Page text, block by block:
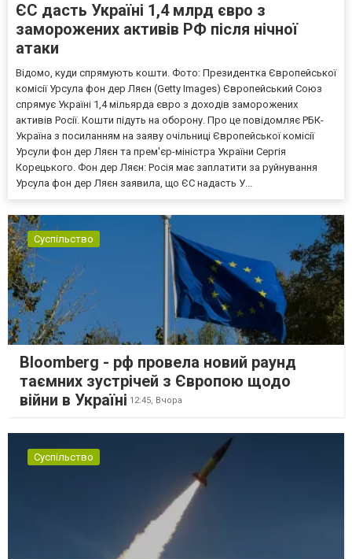
ЄС дасть Україні 1,4 млрд євро з
заморожених активів РФ після нічної
атаки
Відомо, куди спрямують кошти. Фото: Президентка Європейської
комісії Урсула фон дер Ляєн (Getty Images) Європейський Союз
спрямує Україні 1,4 мільярда євро з доходів заморожених
активів Росії. Кошти підуть на оборону. Про це повідомляє РБК-
Україна з посиланням на заяву очільниці Європейської комісії
Урсули фон дер Ляєн та прем'єр-міністра України Сергія
Корецького. Фон дер Ляєн: Росія має заплатити за руйнування
Урсула фон дер Ляєн заявила, що ЄС надасть У...
Суспільство
Bloomberg - рф провела новий раунд
таємних зустрічей з Європою щодо
війни в Україні 12:45, Вчора
Суспільство